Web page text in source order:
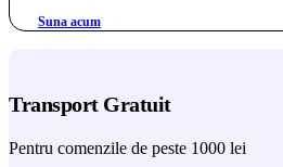
Suna acum
Transport Gratuit
Pentru comenzile de peste 1000 lei